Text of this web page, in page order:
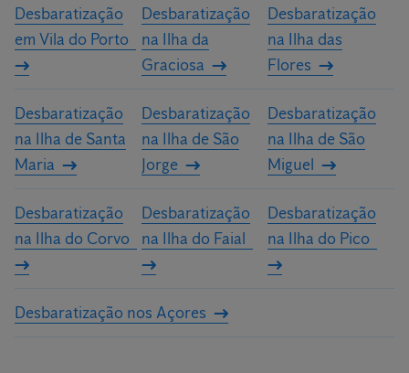
Desbaratização
em Vila do Porto
Desbaratização
na Ilha da
Graciosa
Desbaratização
na Ilha das
Flores
Desbaratização
na Ilha de Santa
Maria
Desbaratização
na Ilha de São
Jorge
Desbaratização
na Ilha de São
Miguel
Desbaratização
na Ilha do Corvo
Desbaratização
na Ilha do Faial
Desbaratização
na Ilha do Pico
Desbaratização nos Açores